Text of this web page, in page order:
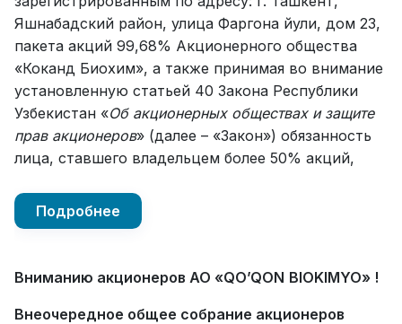
Яшнабадский район, улица Фаргона йули, дом 23,
пакета акций 99,68% Акционерного общества
«Коканд Биохим», а также принимая во внимание
установленную статьей 40 Закона Республики
Узбекистан «Об акционерных обществах и защите
прав акционеров» (далее – «Закон») обязанность
лица, ставшего владельцем более 50% акций,
Подробнее
Вниманию акционеров АО «QO’QON BIOKIMYO» !
Внеочередное общее собрание акционеров